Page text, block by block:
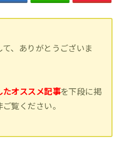
、ありがとうございま
たオススメ記事を下段に掲
覧ください。